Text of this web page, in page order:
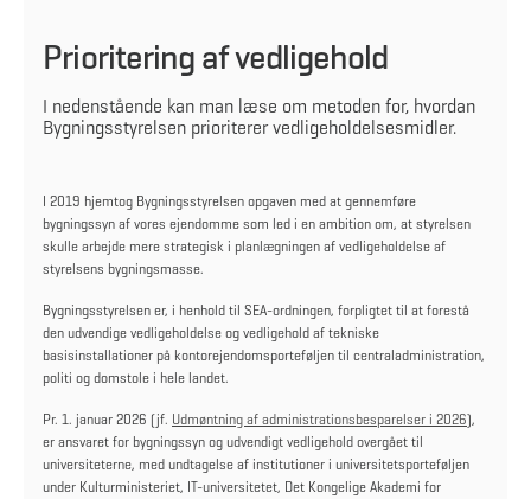
Prioritering af vedligehold
I nedenstående kan man læse om metoden for, hvordan
Bygningsstyrelsen prioriterer vedligeholdelsesmidler.
I 2019 hjemtog Bygningsstyrelsen opgaven med at gennemføre
bygningssyn af vores ejendomme som led i en ambition om, at styrelsen
skulle arbejde mere strategisk i planlægningen af vedligeholdelse af
styrelsens bygningsmasse.
Bygningsstyrelsen er, i henhold til SEA-ordningen, forpligtet til at forestå
den udvendige vedligeholdelse og vedligehold af tekniske
basisinstallationer på kontorejendomsporteføljen til centraladministration,
politi og domstole i hele landet.
Pr. 1. januar 2026 (jf. Udmøntning af administrationsbesparelser i 2026),
er ansvaret for bygningssyn og udvendigt vedligehold overgået til
universiteterne, med undtagelse af institutioner i universitetsporteføljen
under Kulturministeriet, IT-universitetet, Det Kongelige Akademi for